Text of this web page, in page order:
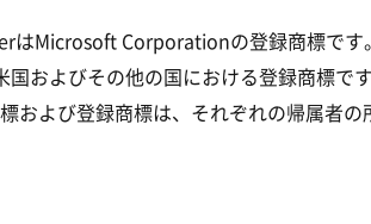
Microsoft Corporationの登録商標です。
よびその他の国における登録商標です
および登録商標は、それぞれの帰属者の